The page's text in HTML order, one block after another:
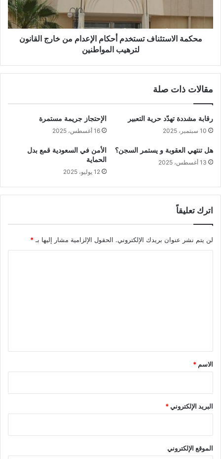
محكمة الاستئناف تستخدم أحكام الإعدام من خارج القانون
لترهيب المواطنين
مقالات ذات صلة
رقابة مشددة تهدّد حرية التعبير
10 سبتمبر، 2025
الإحتجاز جريمة مستمرة
16 أغسطس، 2025
هل تنتهي العقوبة و يستمر السجن؟
13 أغسطس، 2025
الأمن في السعودية قمع بدل
الحماية
12 يوليو، 2025
اترك تعليقاً
لن يتم نشر عنوان بريدك الإلكتروني. الحقول الإلزامية مشار إليها بـ *
*
الاسم *
البريد الإلكتروني*
الموقع الإلكتروني